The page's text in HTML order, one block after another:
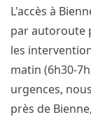
L'accès à
par autoroute
les
matin (6h30-
urgences,
près de